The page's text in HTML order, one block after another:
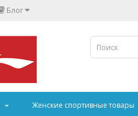
Блог
Женские спортивные товары